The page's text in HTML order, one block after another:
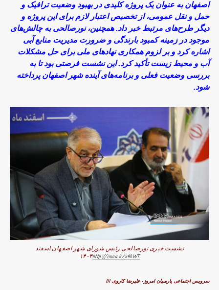
اصفهان به عنوان یک پروژه کلیدی در بهبود وضعیت ترافیک و
حمل و نقل عمومی، از تخصیص اعتبار لازم برای این پروژه و
دیگر طرح‌های مرتبط خبر داد. همچنین، نورصالحی به چالش‌های
موجود در زمینه کمبود بارندگی و ضرورت مدیریت منابع آبی
اشاره کرد و بر لزوم همکاری نهادهای ملی برای حل مشکلات
آب و محیط زیست تأکید کرد. این نشست فرصتی بود تا به
بررسی وضعیت فعلی و برنامه‌های آینده شهر اصفهان پرداخته
شود.
نشست خبری نورصالحی رئیس شورای شهر اصفهان اسفند
۱۴۰۳http://imna.ir/x9bWT
سرویس اجتماعی پارسیان امروز- علیرضا کاروی ///